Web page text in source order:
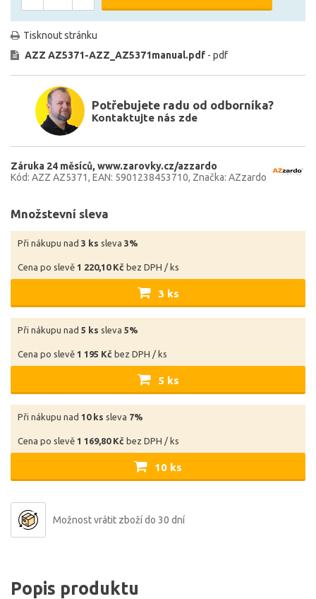
Tisknout stránku
AZZ AZ5371-AZZ_AZ5371manual.pdf - pdf
Potřebujete radu od odborníka?
Kontaktujte nás zde
Záruka 24 měsíců www.zarovky.cz/azzardo
Kód: AZZ AZ5371 EAN: 5901238453710 Značka: AZzardo
Množstevní sleva
Při nákupu nad 3 ks sleva 3%
Cena po slevě 1 220,10 Kč bez DPH / ks
3 ks
Při nákupu nad 5 ks sleva 5%
Cena po slevě 1 195 Kč bez DPH / ks
5 ks
Při nákupu nad 10 ks sleva 7%
Cena po slevě 1 169,80 Kč bez DPH / ks
10 ks
Možnost vrátit zboží do 30 dní
Popis produktu